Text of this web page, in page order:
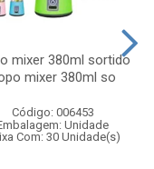
mixer 380ml sortido
mixer 380ml so
Código: 006453
Unidade
Com: 30 Unidade(s)